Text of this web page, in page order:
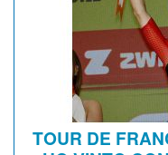
TOUR DE